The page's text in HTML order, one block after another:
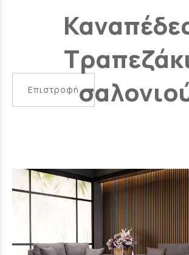
Επιστροφή